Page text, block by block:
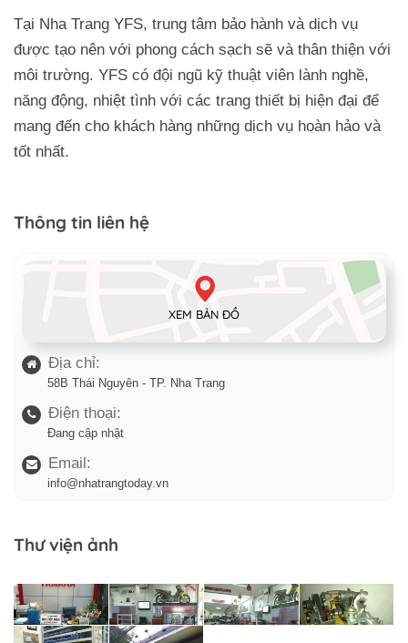
Tại Nha Trang YFS, trung tâm bảo hành và dịch vụ
được tạo nên với phong cách sạch sẽ và thân thiện với
môi trường. YFS có đội ngũ kỹ thuật viên lành nghề,
năng động, nhiệt tình với các trang thiết bị hiện đại để
mang đến cho khách hàng những dịch vụ hoàn hảo và
tốt nhất.
Thông tin liên hệ
XEM BẢN ĐỒ
Địa chỉ:
58B Thái Nguyên - TP. Nha Trang
Điện thoại:
Đang cập nhật
Email:
info@nhatrangtoday.vn
Thư viện ảnh